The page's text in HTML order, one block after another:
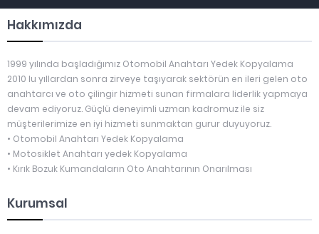
Hakkımızda
1999 yılında başladığımız Otomobil Anahtarı Yedek Kopyalama
2010 lu yıllardan sonra zirveye taşıyarak sektörün en ileri gelen oto
anahtarcı ve oto çilingir hizmeti sunan firmalara liderlik yapmaya
devam ediyoruz. Güçlü deneyimli uzman kadromuz ile siz
müşterilerimize en iyi hizmeti sunmaktan gurur duyuyoruz.
• Otomobil Anahtarı Yedek Kopyalama
• Motosiklet Anahtarı yedek Kopyalama
• Kırık Bozuk Kumandaların Oto Anahtarının Onarılması
Kurumsal